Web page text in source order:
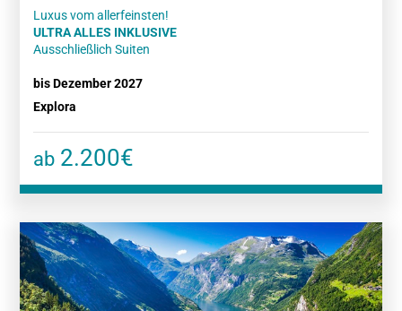
ULTRA ALLES INKLUSIVE
Ausschließlich Suiten
bis Dezember 2027
Explora
ab 2.200€